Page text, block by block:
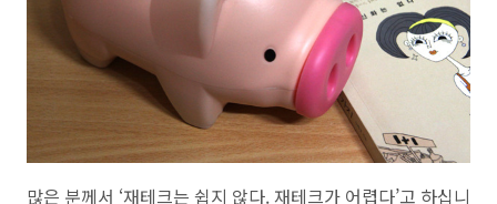
많은 분께서 ‘재테크는 쉽지 않다. 재테크가 어렵다’고 하십니